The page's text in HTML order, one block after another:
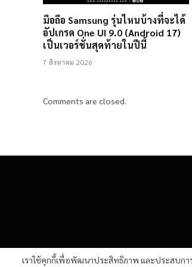
มือถือ Samsung รุ่นไหนบ้างที่จะได้
อัปเกรด One UI 9.0 (Android 17)
เป็นเวอร์ชั่นสุดท้ายในปีนี้
7 สิงหาคม 2026
Comments are closed.
เราใช้คุกกี้เพื่อพัฒนาประสิทธิภาพ และประสบกา